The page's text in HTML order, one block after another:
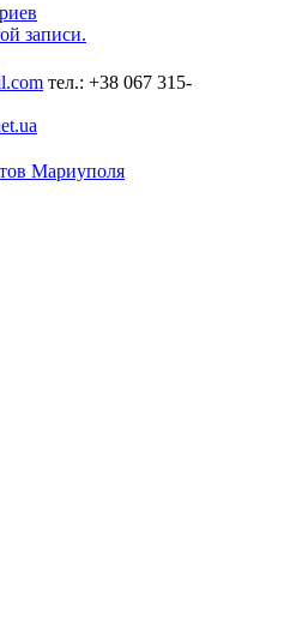
записи.
тел.: +38 067 315-